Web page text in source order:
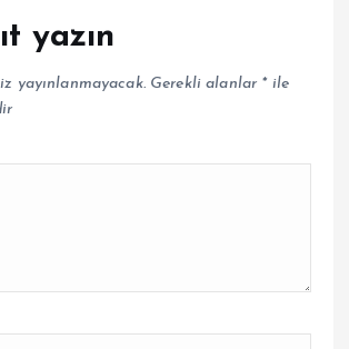
yazın
yayınlanmayacak. Gerekli alanlar *ile